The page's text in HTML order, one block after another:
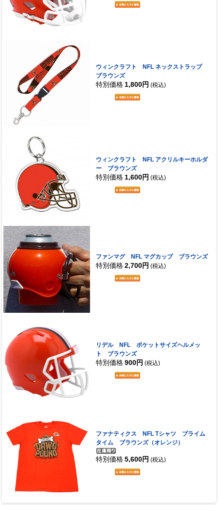
ウィンクラフト NFL ネックストラップ
ブラウンズ
特別価格 1,800円 (税込)
ウィンクラフト NFL アクリルキーホルダ
ー ブラウンズ
特別価格 1,600円 (税込)
ファンマグ NFL マグカップ ブラウンズ
特別価格 2,700円 (税込)
リデル NFL ポケットサイズヘルメッ
ト ブラウンズ
特別価格 900円 (税込)
ファナティクス NFL Tシャツ プライム
タイム ブラウンズ（オレンジ）
特別価格 5,600円 (税込)